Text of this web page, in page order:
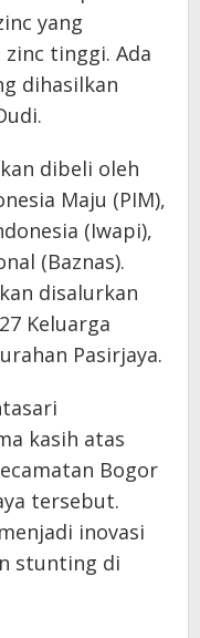
yang
tinggi. Ada
dihasilkan
dibeli oleh
Maju (PIM),
(Iwapi),
(Baznas).
disalurkan
Keluarga
Pasirjaya.
kasih atas
Bogor
tersebut.
inovasi
stunting di